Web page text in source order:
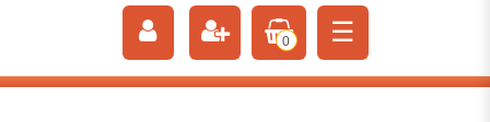
0 ☰